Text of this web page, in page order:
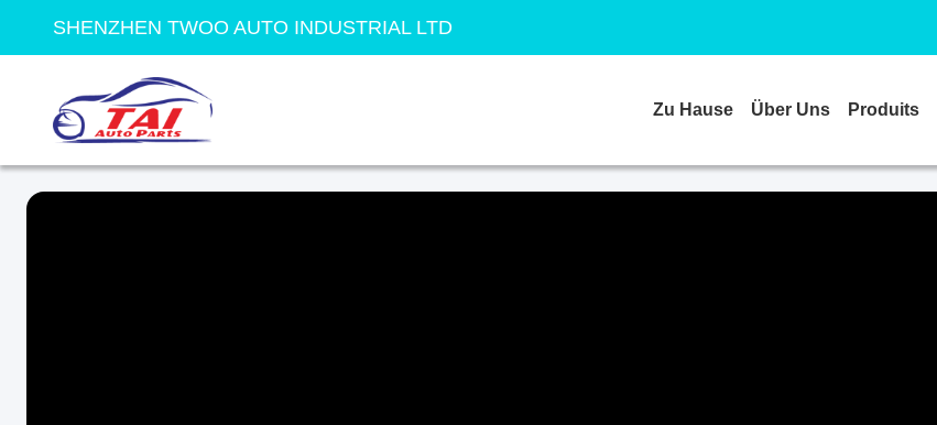
SHENZHEN TWOO AUTO INDUSTRIAL LTD
Zu Hause Über Uns Produits